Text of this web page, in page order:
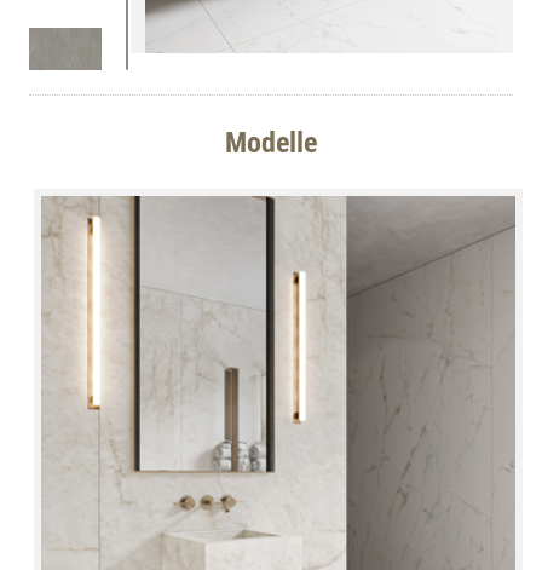
Concrete Light
Modelle